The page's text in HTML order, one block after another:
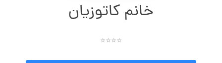
خانم کاتوزیان
⭐⭐⭐⭐